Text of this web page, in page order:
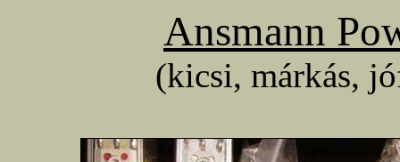
Ansmann
(kicsi, márkás,